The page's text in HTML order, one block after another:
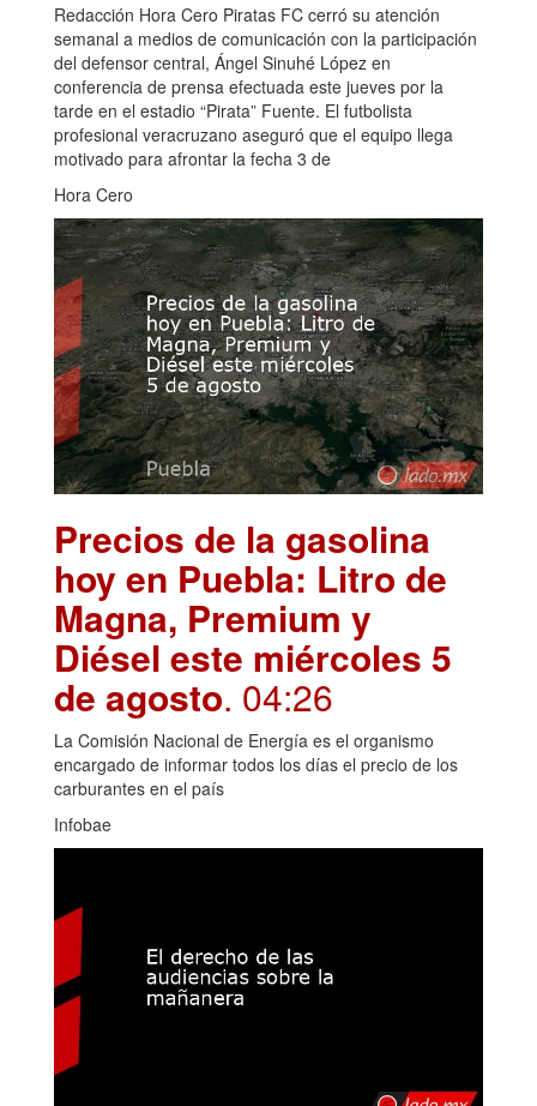
Redacción Hora Cero Piratas FC cerró su atención
semanal a medios de comunicación con la participación
del defensor central, Ángel Sinuhé López en
conferencia de prensa efectuada este jueves por la
tarde en el estadio “Pirata” Fuente. El futbolista
profesional veracruzano aseguró que el equipo llega
motivado para afrontar la fecha 3 de
Hora Cero
Precios de la gasolina
hoy en Puebla: Litro de
Magna, Premium y
Diésel este miércoles 5
de agosto. 04:26
La Comisión Nacional de Energía es el organismo
encargado de informar todos los días el precio de los
carburantes en el país
Infobae